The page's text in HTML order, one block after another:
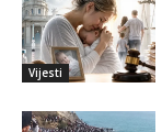
Vijesti